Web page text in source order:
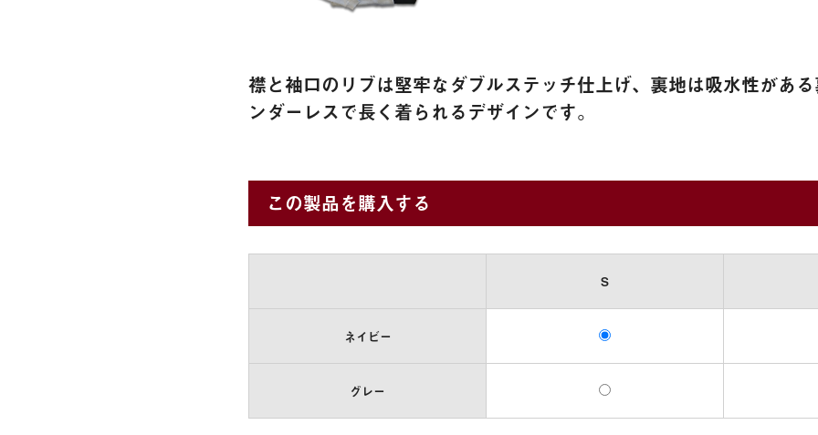
襟と袖口のリブは堅牢なダブルステッチ仕上げ、裏地は吸水性があ
ンダーレスで長く着られるデザインです。
この製品を購入する
S
ネイビー
グレー